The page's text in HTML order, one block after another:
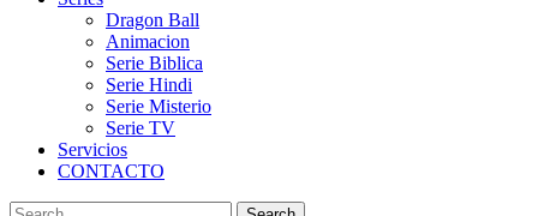
Dragon Ball
Animacion
Serie Biblica
Serie Hindi
Serie Misterio
Serie TV
Servicios
CONTACTO